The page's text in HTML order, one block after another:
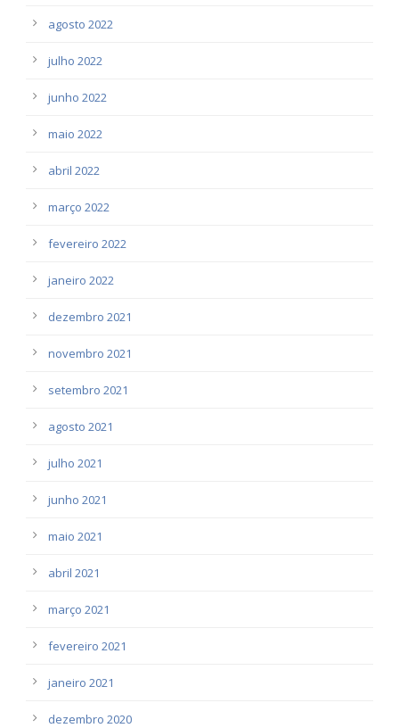
agosto 2022
julho 2022
junho 2022
maio 2022
abril 2022
março 2022
fevereiro 2022
janeiro 2022
dezembro 2021
novembro 2021
setembro 2021
agosto 2021
julho 2021
junho 2021
maio 2021
abril 2021
março 2021
fevereiro 2021
janeiro 2021
dezembro 2020